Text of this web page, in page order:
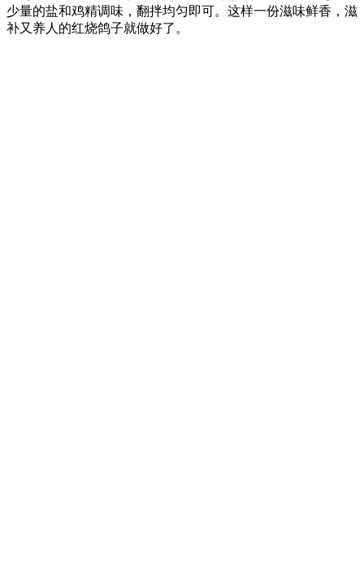
少量的盐和鸡精调味，翻拌均匀即可。这样一份滋味鲜香，滋
补又养人的红烧鸽子就做好了。